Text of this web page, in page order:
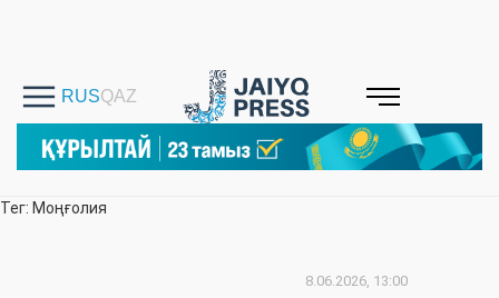
Тег: Моңғолия
8.06.2026, 13:00